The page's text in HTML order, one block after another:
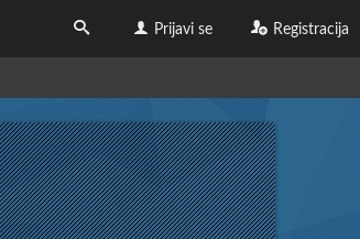
Prijavi se Registracija